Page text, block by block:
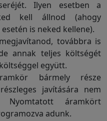
Ilyen esetben a
kell állnod (ahogy
is neked kellene).
továbbra is
annak teljes költségét
együtt.
bármely része
javítására nem
Nyomtatott áramkört
adunk.